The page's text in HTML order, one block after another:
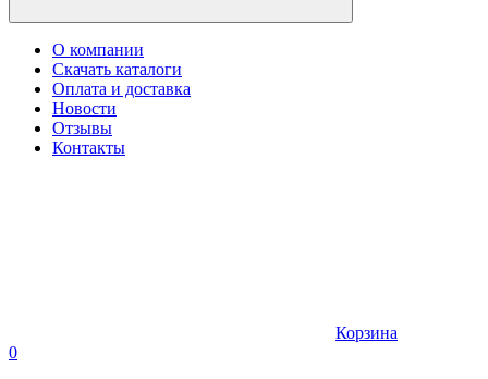
О компании
Скачать каталоги
Оплата и доставка
Новости
Отзывы
Контакты
Корзина
0